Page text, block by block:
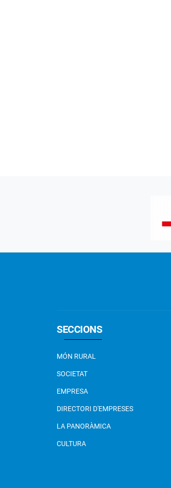
SECCIONS
MÓN RURAL
SOCIETAT
EMPRESA
DIRECTORI D'EMPRESES
LA PANORÀMICA
CULTURA